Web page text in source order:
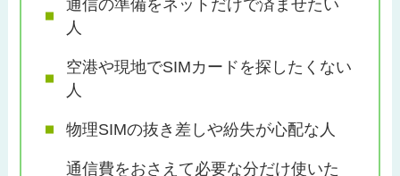
通信の準備をネットだけで済ませたい
人
空港や現地でSIMカードを探したくない
人
物理SIMの抜き差しや紛失が心配な人
通信費をおさえて必要な分だけ使いた